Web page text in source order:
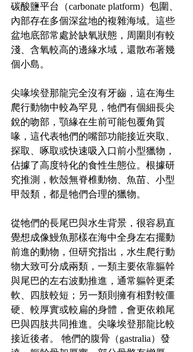
碳酸鹽平台（carbonate platform）包圍、
內部存在多個深盆地的複雜海域。這些
盆地底部常處於缺氧狀態，周圍則有較
淺、含氧較高的邊緣水域，還散布著幾
個小島。
尖喙埃登那龍完全沒有牙齒，這在海生
爬行動物中較為罕見，牠們有個細長尖
銳的吻部，顎緣在生前可能包覆角質
喙，這代表牠們的嘴部功能接近夾取、
探取、啄取或快速吸入口前小型獵物，
佔據了高度特化的食性生態位。根據研
究推測，軟殼無脊椎動物、魚苗、小型
甲殼類，都是牠們合理的獵物。
從牠們的長尾巴與水生背景，很容易直
覺想成像鰻魚那樣在海中全身左右擺動
前進的動物，但研究指出，水生爬行動
物大致可分成兩類，一類主要依靠軀幹
與尾巴的左右波動推進，通常軀幹更柔
軟、四肢較短；另一類則擁有相對較僵
硬、較厚實或較扁的身體，會更依賴尾
巴與四肢共同推進。尖喙埃登那龍比較
接近後者。 牠們的腹骨（gastralia）發